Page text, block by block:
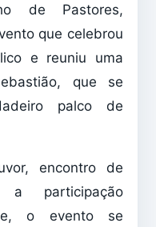
de Pastores,
que celebrou
e reuniu uma
que se
palco de
encontro de
a participação
o evento se